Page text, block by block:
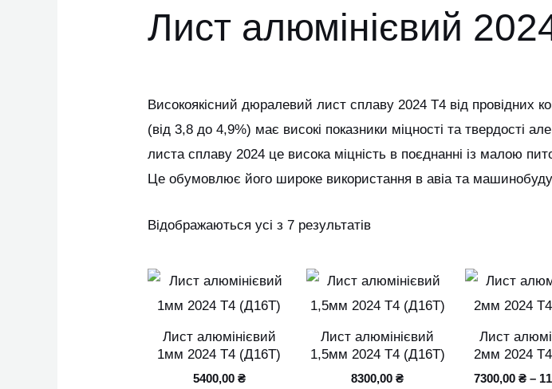
Лист алюмінієвий
Високоякісний дюралевий лист сплаву 2024 Т4 від провідних
(від 3,8 до 4,9%) має високі показники міцності та твердості
листа сплаву 2024 це висока міцність в поєднанні із малою
Це обумовлює його широке використання в авіа та
Відображаються усі з 7 результатів
Лист алюмінієвий
1мм 2024 Т4 (Д16Т)
5400,00 ₴
Цей
товар
кілька
Лист алюмінієвий
1,5мм 2024 Т4 (Д16Т)
8300,00₴
Цей
товар
кілька
варіантів.
Лист
2мм 2024
7300,00 ₴–